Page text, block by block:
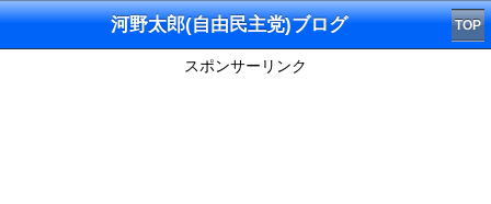
河野太郎(自由民主党)ブログ TOP
スポンサーリンク